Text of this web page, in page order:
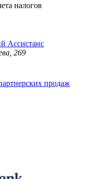
налогов
Ассистанс
269
продаж